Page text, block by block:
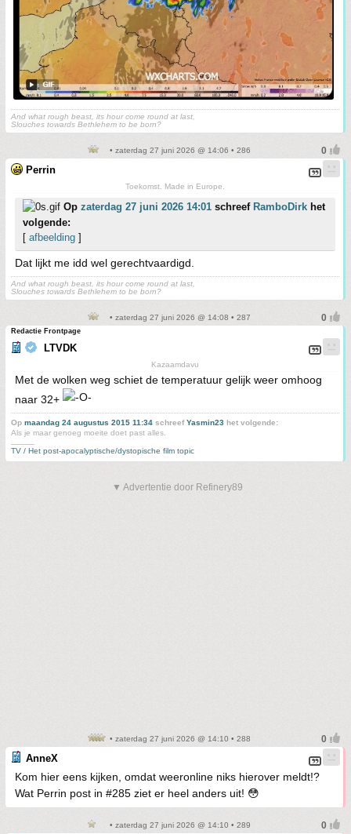
And what rough beast, its hour come round at last,
Slouches towards Bethlehem to be born?
• zaterdag 27 juni 2026 @ 14:06 • 286
Perrin
Toekomst. Made in Europe.
Op zaterdag 27 juni 2026 14:01 schreef RamboDirk het
volgende:
[ afbeelding ]
Dat lijkt me idd wel gerechtvaardigd.
And what rough beast, its hour come round at last,
Slouches towards Bethlehem to be born?
• zaterdag 27 juni 2026 @ 14:08 • 287
Redactie Frontpage
LTVDK
Kazaamdavu
Met de wolken weg schiet de temperatuur gelijk weer omhoog
naar 32+
Op maandag 24 augustus 2015 11:34 schreefYasmin23 het volgende:
Als je maar genoeg moeite doet past alles.
TV / Het post-apocalyptische/dystopische film topic
▼ Advertentie door Refinery89
• zaterdag 27 juni 2026 @ 14:10 • 288
AnneX
Kom hier eens kijken, omdat weeronline niks hierover meldt!?
Wat Perrin post in #285 ziet er heel anders uit! 😳
• zaterdag 27 juni 2026 @ 14:10 • 289